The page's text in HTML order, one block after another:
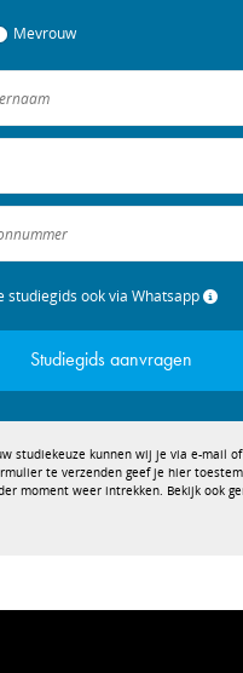
Mevrouw
studiegids ook via Whatsapp
Studiegids aanvragen
studiekeuze kunnen wij je via e-mail
te verzenden geef je hier
moment weer intrekken. Bekijk ook